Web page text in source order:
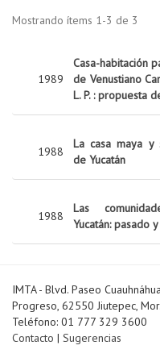
Mostrando ítems 1-3 de 3
1989
Casa-habitación
de Venustiano
L. P. : propuesta
1988
La casa maya y
de Yucatán
1988
Las
Yucatán: pasado
IMTA - Blvd. Paseo
Progreso, 62550 Jiutepec, Mor.
Teléfono: 01 777 329 3600
Contacto | Sugerencias